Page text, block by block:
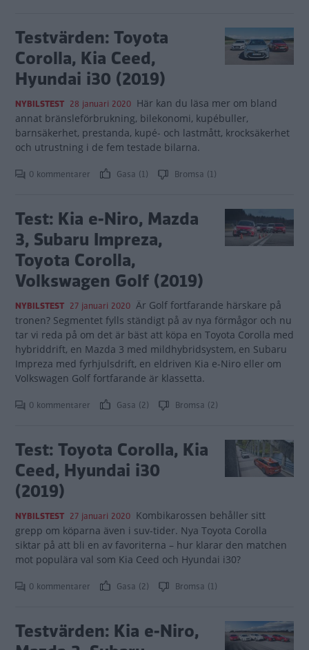
Testvärden: Toyota
Corolla, Kia Ceed,
Hyundai i30 (2019)
NYBILSTEST 28 januari 2020 Här kan du läsa mer om bland
annat bränsleförbrukning, bilekonomi, kupébuller,
barnsäkerhet, prestanda, kupé- och lastmått, krocksäkerhet
och utrustning i de fem testade bilarna.
0 kommentarer Gasa (1) Bromsa (1)
Test: Kia e-Niro, Mazda
3, Subaru Impreza,
Toyota Corolla,
Volkswagen Golf (2019)
NYBILSTEST 27 januari 2020 Är Golf fortfarande härskare på
tronen? Segmentet fylls ständigt på av nya förmågor och nu
tar vi reda på om det är bäst att köpa en Toyota Corolla med
hybriddrift, en Mazda 3 med mildhybridsystem, en Subaru
Impreza med fyrhjulsdrift, en eldriven Kia e-Niro eller om
Volkswagen Golf fortfarande är klassetta.
0 kommentarer Gasa (2) Bromsa (2)
Test: Toyota Corolla, Kia
Ceed, Hyundai i30
(2019)
NYBILSTEST 27 januari 2020 Kombikarossen behåller sitt
grepp om köparna även i suv-tider. Nya Toyota Corolla
siktar på att bli en av favoriterna – hur klarar den matchen
mot populära val som Kia Ceed och Hyundai i30?
0 kommentarer Gasa (2) Bromsa (1)
Testvärden: Kia e-Niro,